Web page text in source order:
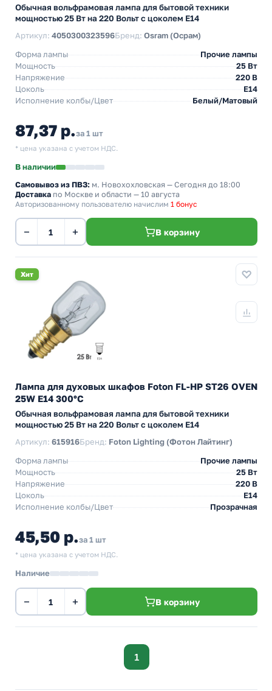
Обычная вольфрамовая лампа для бытовой техники
мощностью 25 Вт на 220 Вольт с цоколем E14
Артикул: 4050300323596Бренд: Osram (Осрам)
Форма лампы
Прочие лампы
Мощность
25 Вт
Напряжение
220 В
Цоколь
E14
Исполнение колбы/Цвет
Белый/Матовый
87,37 р.за 1 шт
* цена указана с учетом НДС.
В наличии
Самовывоз из ПВЗ: м. Новохохловская — Сегодня до 18:00
Доставка по Москве и области — 10 августа
Авторизованному пользователю начислим 1 бонус
− + В корзину
Хит
Лампа для духовых шкафов Foton FL-HP ST26 OVEN
25W E14 300°С
Обычная вольфрамовая лампа для бытовой техники
мощностью 25 Вт на 220 Вольт с цоколем E14
Артикул: 615916Бренд: Foton Lighting (Фотон Лайтинг)
Форма лампы
Прочие лампы
Мощность
25 Вт
Напряжение
220 В
Цоколь
E14
Исполнение колбы/Цвет
Прозрачная
45,50 р.за 1 шт
* цена указана с учетом НДС.
Наличие
− + В корзину
1